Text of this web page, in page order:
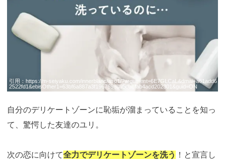
引用： https://m-seiyaku.com/innerblanc/asp1/?argument=6E7GLCaL&dmai=a61add6
2522fd1&ebisOther1=63bf6a887a3f1967698b95dacfab4acd202301&guid=ON
自分のデリケートゾーンに恥垢が溜まっていることを知っ
て、驚愕した友達のユリ。
次の恋に向けて全力でデリケートゾーンを洗う ！と宣言し